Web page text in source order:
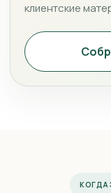
клиентские
КОГДА